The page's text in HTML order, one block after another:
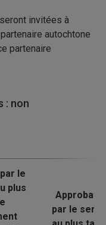
invitées à
autochtone
partenaire
: non